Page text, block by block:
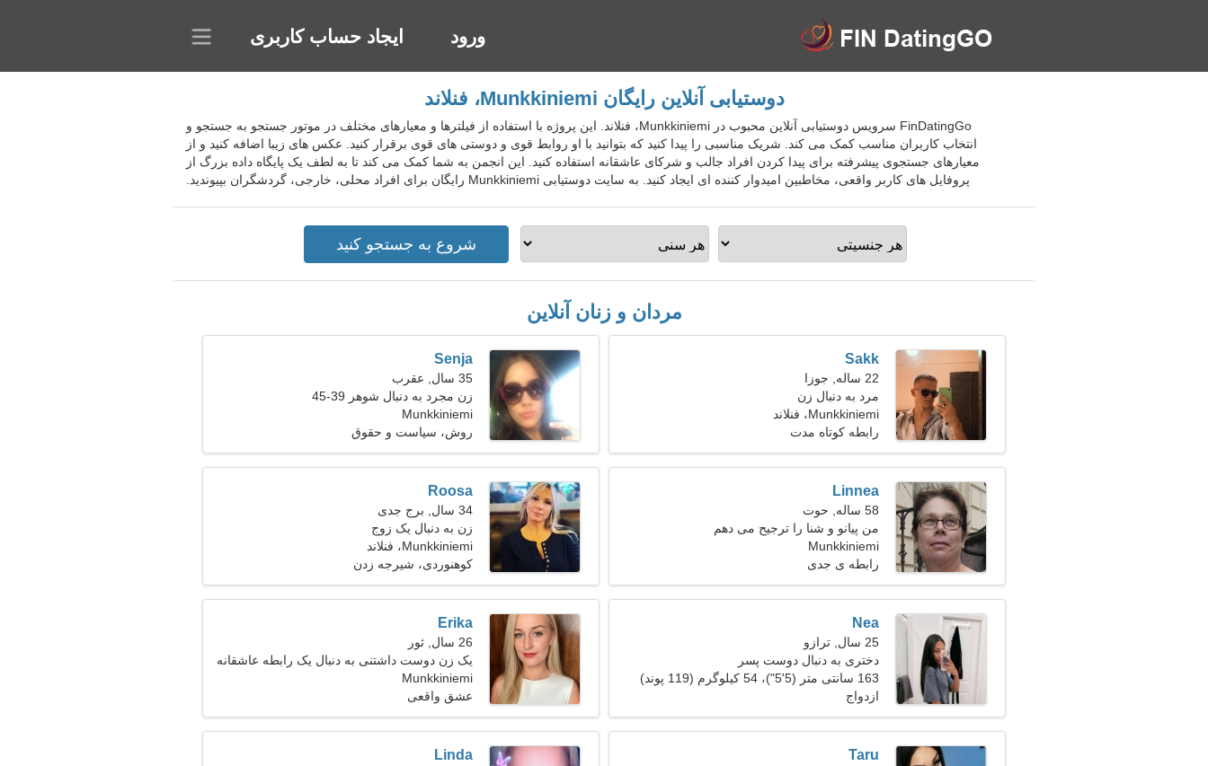
ورود ایجاد حساب کاربری
دوستیابی آنلاین رایگان Munkkiniemi، فنلاند
FinDatingGo سرویس دوستیابی آنلاین محبوب در Munkkiniemi، فنلاند. این پروژه با استفاده از فیلترها و معیارهای مختلف در موتور جستجو به جستجو و
انتخاب کاربران مناسب کمک می کند. شریک مناسبی را پیدا کنید که بتوانید با او روابط قوی و دوستی های قوی برقرار کنید. عکس های زیبا اضافه کنید و از
معیارهای جستجوی پیشرفته برای پیدا کردن افراد جالب و شرکای عاشقانه استفاده کنید. این انجمن به شما کمک می کند تا به لطف یک پایگاه داده بزرگ از
پروفایل های کاربر واقعی، مخاطبین امیدوار کننده ای ایجاد کنید. به سایت دوستیابی Munkkiniemi رایگان برای افراد محلی، خارجی، گردشگران بپیوندید.
مردان و زنان آنلاین
Sakk
22 ساله, جوزا
مرد به دنبال زن
Munkkiniemi، فنلاند
رابطه کوتاه مدت
Senja
35 سال, عقرب
زن مجرد به دنبال شوهر 39-45
Munkkiniemi
روش، سیاست و حقوق
Linnea
58 ساله, حوت
من پیانو و شنا را ترجیح می دهم
Munkkiniemi
رابطه ی جدی
Roosa
34 سال, برج جدی
زن به دنبال یک زوج
Munkkiniemi، فنلاند
کوهنوردی، شیرجه زدن
Nea
25 سال, ترازو
دختری به دنبال دوست پسر
163 سانتی متر (5'5")، 54 کیلوگرم (119 پوند)
ازدواج
Erika
26 سال, ثور
یک زن دوست داشتنی به دنبال یک رابطه عاشقانه
است
Munkkiniemi
عشق واقعی
Taru
Linda